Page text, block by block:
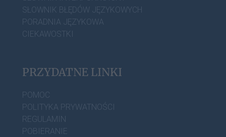
SŁOWNIK BŁĘDÓW JĘZYKOWYCH
PORADNIA JĘZYKOWA
CIEKAWOSTKI
PRZYDATNE LINKI
POMOC
POLITYKA PRYWATNOŚCI
REGULAMIN
POBIERANIE